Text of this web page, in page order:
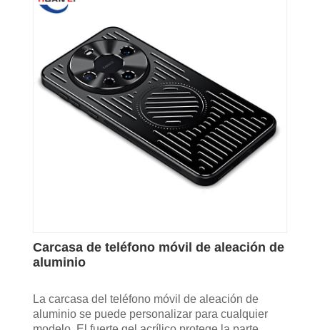
Carcasa de teléfono móvil de aleación de
aluminio
La carcasa del teléfono móvil de aleación de
aluminio se puede personalizar para cualquier